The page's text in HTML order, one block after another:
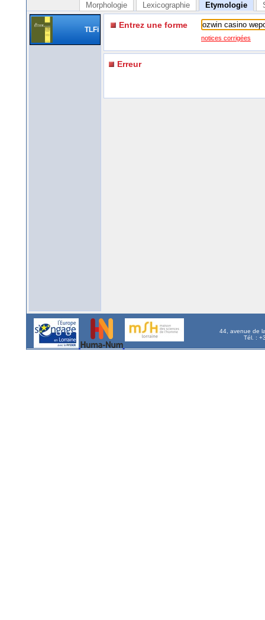
Morphologie Lexicographie Etymologie
TLFi Entrez une forme
notices corrigées
Erreur
44, avenue de
Tél. :